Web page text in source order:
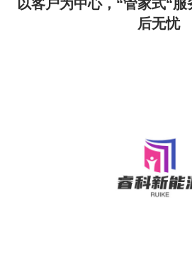
以客户为中心，“管家式“
后无忧